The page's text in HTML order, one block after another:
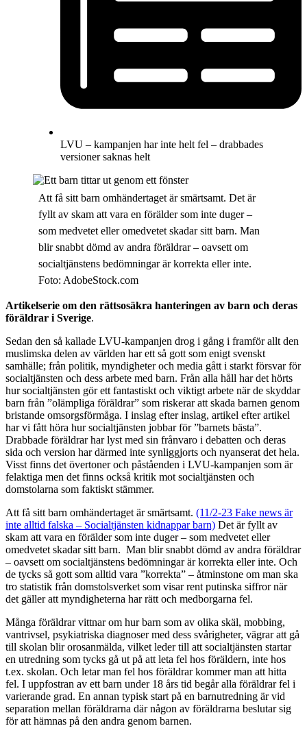
LVU – kampanjen har inte helt fel – drabbades
versioner saknas helt
Att få sitt barn omhändertaget är smärtsamt. Det är
fyllt av skam att vara en förälder som inte duger –
som medvetet eller omedvetet skadar sitt barn. Man
blir snabbt dömd av andra föräldrar – oavsett om
socialtjänstens bedömningar är korrekta eller inte.
Foto: AdobeStock.com
Artikelserie om den rättsosäkra hanteringen av barn och deras
föräldrar i Sverige.
Sedan den så kallade LVU-kampanjen drog i gång i framför allt den
muslimska delen av världen har ett så gott som enigt svenskt
samhälle; från politik, myndigheter och media gått i starkt försvar för
socialtjänsten och dess arbete med barn. Från alla håll har det hörts
hur socialtjänsten gör ett fantastiskt och viktigt arbete när de skyddar
barn från ”olämpliga föräldrar” som riskerar att skada barnen genom
bristande omsorgsförmåga. I inslag efter inslag, artikel efter artikel
har vi fått höra hur socialtjänsten jobbar för ”barnets bästa”.
Drabbade föräldrar har lyst med sin frånvaro i debatten och deras
sida och version har därmed inte synliggjorts och nyanserat det hela.
Visst finns det övertoner och påståenden i LVU-kampanjen som är
felaktiga men det finns också kritik mot socialtjänsten och
domstolarna som faktiskt stämmer.
Att få sitt barn omhändertaget är smärtsamt. (11/2-23 Fake news är
inte alltid falska – Socialtjänsten kidnappar barn) Det är fyllt av
skam att vara en förälder som inte duger – som medvetet eller
omedvetet skadar sitt barn. Man blir snabbt dömd av andra föräldrar
– oavsett om socialtjänstens bedömningar är korrekta eller inte. Och
de tycks så gott som alltid vara ”korrekta” – åtminstone om man ska
tro statistik från domstolsverket som visar rent putinska siffror när
det gäller att myndigheterna har rätt och medborgarna fel.
Många föräldrar vittnar om hur barn som av olika skäl, mobbing,
vantrivsel, psykiatriska diagnoser med dess svårigheter, vägrar att gå
till skolan blir orosanmälda, vilket leder till att socialtjänsten startar
en utredning som tycks gå ut på att leta fel hos föräldern, inte hos
t.ex. skolan. Och letar man fel hos föräldrar kommer man att hitta
fel. I uppfostran av ett barn under 18 års tid begår alla föräldrar fel i
varierande grad. En annan typisk start på en barnutredning är vid
separation mellan föräldrarna där någon av föräldrarna beslutar sig
för att hämnas på den andra genom barnen.